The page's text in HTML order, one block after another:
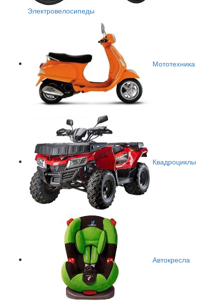
Электровелосипеды
Мототехника
Квадроциклы
Автокресла